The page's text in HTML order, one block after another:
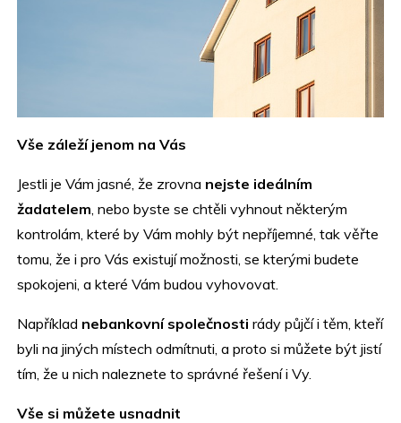
Vše záleží jenom na Vás
Jestli je Vám jasné, že zrovna nejste ideálním
žadatelem , nebo byste se chtěli vyhnout některým
kontrolám, které by Vám mohly být nepříjemné, tak věřte
tomu, že i pro Vás existují možnosti, se kterými budete
spokojeni, a které Vám budou vyhovovat.
Například nebankovní společnosti rády půjčí i těm, kteří
byli na jiných místech odmítnuti, a proto si můžete být jistí
tím, že u nich naleznete to správné řešení i Vy.
Vše si můžete usnadnit